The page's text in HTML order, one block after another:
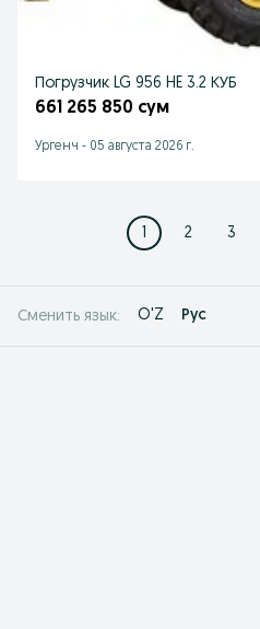
Погрузчик LG 956 HE 3.2 КУБ
661 265 850 сум
Ургенч - 05 августа 2026 г.
1 2 3
Сменить язык: O'Z Рус